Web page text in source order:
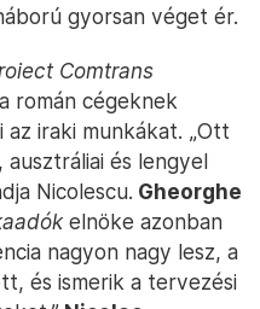
gyorsan véget ér.
Comtrans
román cégeknek
az iraki munkákat. „Ott
és lengyel
Nicolescu. Gheorghe
elnöke azonban
nagyon nagy lesz, a
és ismerik a tervezési